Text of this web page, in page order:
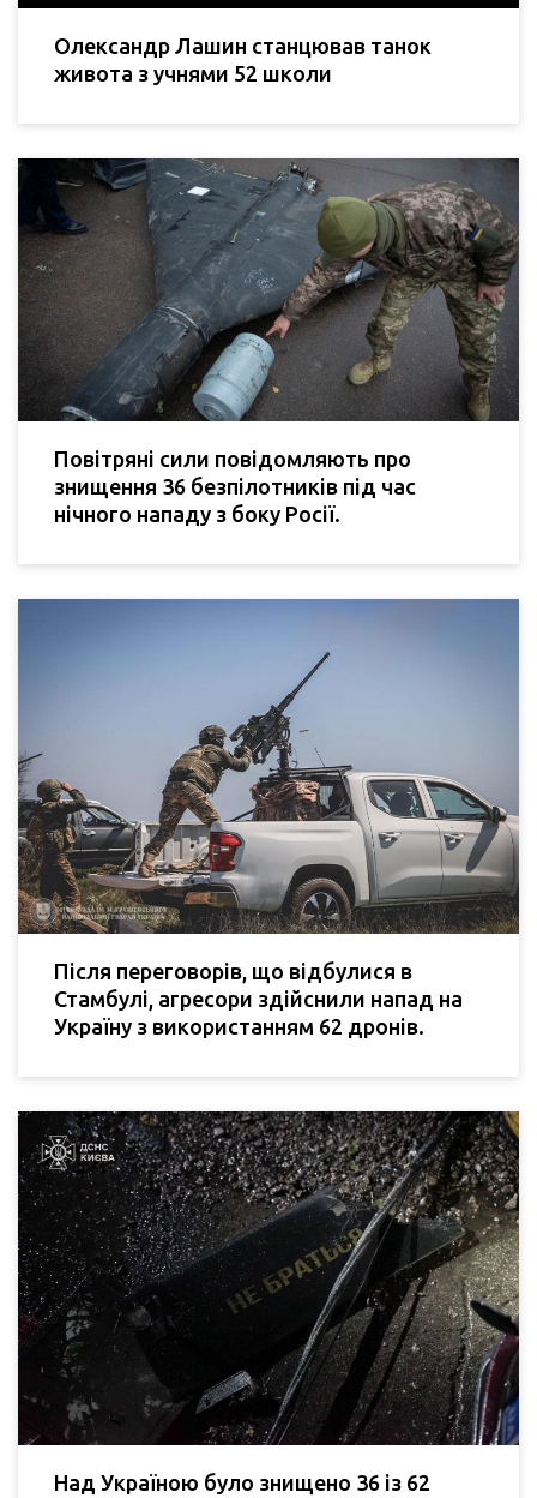
Олександр Лашин станцював танок
живота з учнями 52 школи
Повітряні сили повідомляють про
знищення 36 безпілотників під час
нічного нападу з боку Росії.
Після переговорів, що відбулися в
Стамбулі, агресори здійснили напад на
Україну з використанням 62 дронів.
Над Україною було знищено 36 із 62